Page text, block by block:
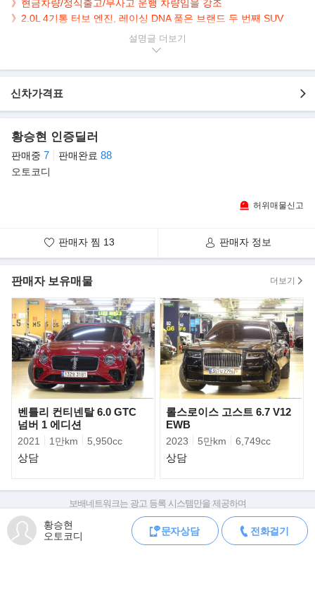
》현금차량/정식출고/무사고 운행 차량임을 강조
》2.0L 4기통 터보 엔진, 레이싱 DNA 품은 브랜드 두 번째 SUV
- 무사고 운행
- 12,000km 실주행
- 깔끔하게 관리된 내/외관 보유
- 2.0L 4기통 터보, 브랜드 두 번째 SUV
- 옵션으로 후방캠/파노라마/HUD/어라운드뷰/열선.통풍.전동.메모
내 출시를 발표했다. ‘그레칼레’는
라티의 혁신적인 모델이 될 것이라는
이름을 짓는 것은 마세라티의 오랜 전통이다.
설명글
신차가격표
황승현 인증딜러
판매중 7 판매완료 88
오토코디
허위매물신고
판매자 찜 13 판매자 정보
판매자 보유매물 더보기
벤틀리 컨티넨탈 6.0 GTC
넘버 1 에디션
2021 1만km 5,950cc
상담
롤스로이스 고스트 6.7 V12
EWB
2023 5만km 6,749cc
상담
황승현
오토코디
문자상담 전화걸기
보배네트워크는 광고 등록 시스템만을 제공하며
판매자가 직접 등록한 내용에 대한 모든 책임은 판매자에게 있습니다.
차량 구매 시 차량등록증, 성능점검기록부, 실제 차량 상태,
차대번호 조회로 직접 정보를 확인하세요.